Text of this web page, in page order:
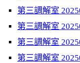
第三調解室
第三調解室
第三調解室
第三調解室